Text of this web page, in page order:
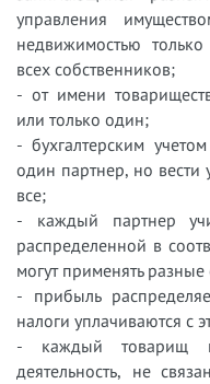
управления
недвижимостью
всех собственников;
- от имени
или только один;
- бухгалтерским
один партнер, но вести
все;
- каждый партнер
распределенной в
могут применять
- прибыль
налоги уплачиваются с
- каждый товарищ
деятельность, не